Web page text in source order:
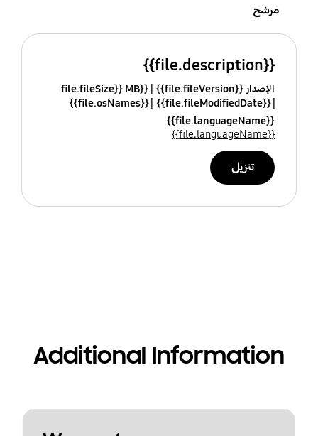
مرشح
{{file.description}}
الإصدار {{file.fileVersion}}
{{file.fileSize}} MB
{{file.fileModifiedDate}}
{{file.osNames}}
{{file.languageName}}
{{file.languageName}}
تنزيل
Additional Information